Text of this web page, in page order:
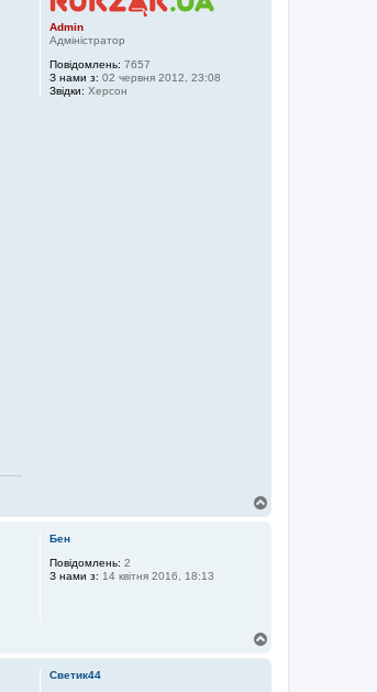
Admin
Адміністратор
Повідомлень: 7657
З нами з: 02 червня 2012, 23:08
Звідки: Херсон
Бен
Повідомлень: 2
З нами з: 14 квітня 2016, 18:13
Светик44